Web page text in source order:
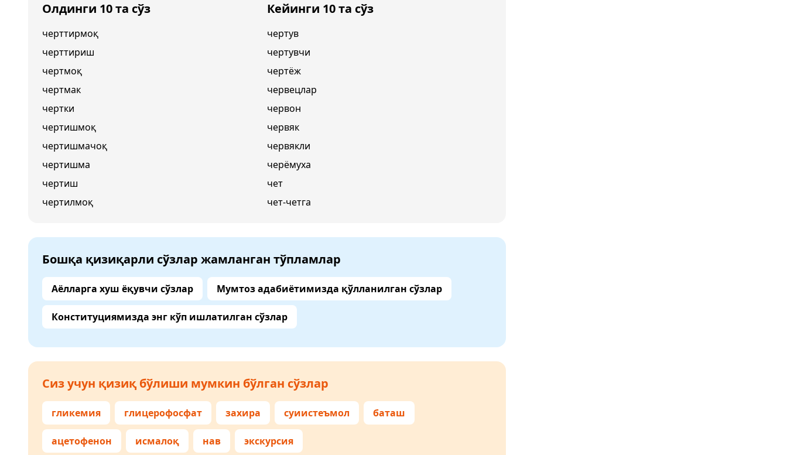
Олдинги 10 та сўз
черттирмоқ
черттириш
чертмоқ
чертмак
чертки
чертишмоқ
чертишмачоқ
чертишма
чертиш
чертилмоқ
Кейинги 10 та сўз
чертув
чертувчи
чертёж
червецлар
червон
червяк
червякли
черёмуха
чет
чет-четга
Бошқа қизиқарли сўзлар жамланган тўпламлар
Аёлларга хуш ёқувчи сўзлар Мумтоз адабиётимизда қўлланилган сўзлар
Конституциямизда энг кўп ишлатилган сўзлар
Сиз учун қизиқ бўлиши мумкин бўлган сўзлар
гликемия глицерофосфат захира суиистеъмол баташ
ацетофенон исмалоқ нав экскурсия